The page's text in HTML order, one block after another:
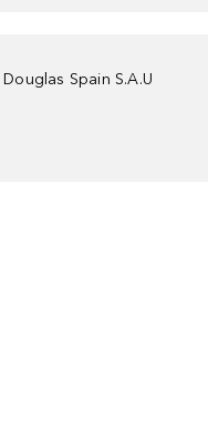
Douglas Spain S.A.U